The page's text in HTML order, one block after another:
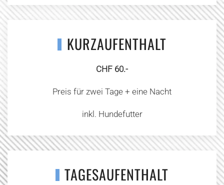
KURZAUFENTHALT
CHF 60.-
Preis für zwei Tage + eine Nacht
inkl. Hundefutter
TAGESAUFENTHALT